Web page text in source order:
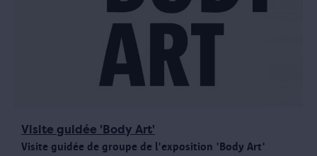
Visite guidée 'Body Art'
Visite guidée de groupe de l'exposition 'Body Art'